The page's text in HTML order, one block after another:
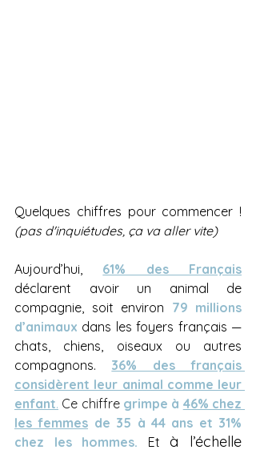
(pas d'inquiétudes, ça va aller vite)
Aujourd’hui, 61% des Français
déclarent avoir un animal de
compagnie, soit environ 79 millions
d’animaux dans les foyers français —
chats, chiens, oiseaux ou autres
compagnons. 36% des français
considèrent leur animal comme leur
enfant. Ce chiffre grimpe à 46% chez
les femmes de 35 à 44 ans et 31%
chez les hommes. Et à l’échelle